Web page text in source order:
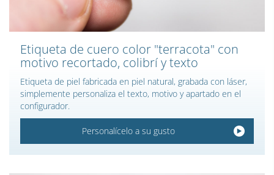
Etiqueta de cuero color "terracota" con
motivo recortado, colibrí y texto
Etiqueta de piel fabricada en piel natural, grabada con láser,
simplemente personaliza el texto, motivo y apartado en el
configurador.
Personalícelo a su gusto